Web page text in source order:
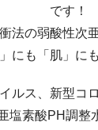
です！
法の弱酸性次
」にも「肌」に
ルス、新型コ
塩素酸PH調整